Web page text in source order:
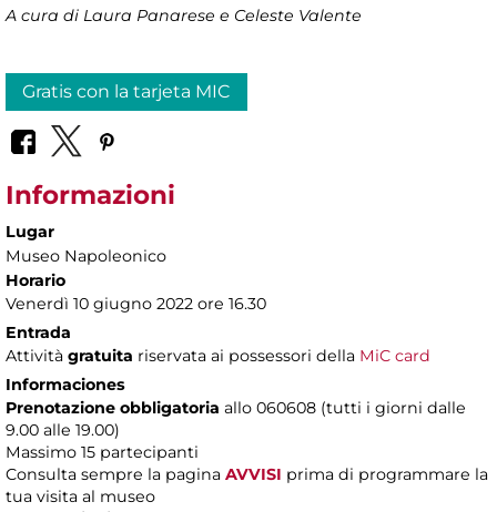
A cura di Laura Panarese e Celeste Valente
Gratis con la tarjeta MIC
Informazioni
Lugar
Museo Napoleonico
Horario
Venerdì 10 giugno 2022 ore 16.30
Entrada
Attività gratuita riservata ai possessori della MiC card
Informaciones
Prenotazione obbligatoria allo 060608 (tutti i giorni dalle
9.00 alle 19.00)
Massimo 15 partecipanti
Consulta sempre la pagina AVVISI prima di programmare la
tua visita al museo